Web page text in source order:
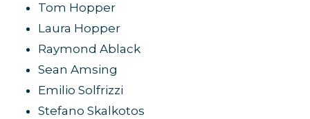
Tom Hopper
Laura Hopper
Raymond Ablack
Sean Amsing
Emilio Solfrizzi
Stefano Skalkotos